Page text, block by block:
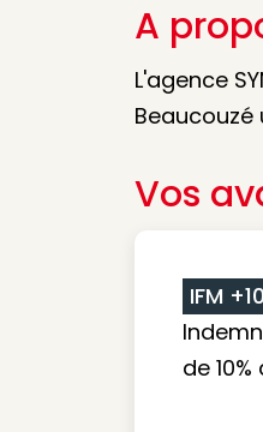
A
L'agence
Beaucouzé
Vos
IFM
de